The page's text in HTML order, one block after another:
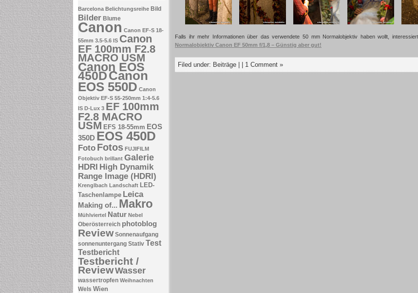
Barcelona Belichtungsreihe Bild
Bilder Blume
Canon Canon EF-S 18-
55mm 3.5-5.6 IS Canon
EF 100mm F2.8
MACRO USM
Canon EOS
450DCanon
EOS 550D Canon
Objektiv EF-S 55-250mm 1:4-5.6
IS D-Lux 3 EF 100mm
F2.8 MACRO
USM EFS 18-55mm EOS
350D EOS 450D
Foto Fotos FUJIFILM
Fotobuch brillant Galerie
HDRI High Dynamik
Range Image (HDRI)
Krenglbach Landschaft LED-
Taschenlampe Leica
Making of... Makro
Mühlviertel Natur Nebel
Oberösterreich photoblog
Review Sonnenaufgang
sonnenuntergang Stativ Test
Testbericht
Testbericht /
ReviewWasser
wassertropfen Weihnachten
Wels Wien
Falls ihr mehr Informationen über das verwendete 50 mm Normalobjektiv haben wollt,
Normalobjektiv Canon EF 50mm f/1,8 – Günstig aber gut!
Filed under: Beiträge 1 Comment »